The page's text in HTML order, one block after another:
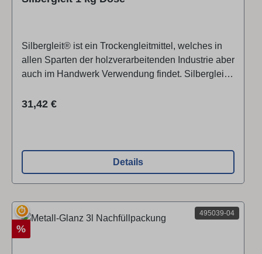
Silbergleit® ist ein Trockengleitmittel, welches in
allen Sparten der holzverarbeitenden Industrie aber
auch im Handwerk Verwendung findet. Silbergleit®
und ist in der Wirkung sehr langanhaltend.
Regulärer Preis:
31,42 €
Details
Rabatt
%
495039-04
⏱